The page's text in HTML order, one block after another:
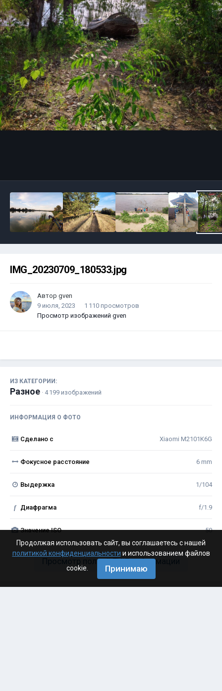
IMG_20230709_180533.jpg
Автор gven
9 июля, 2023
1 110 просмотров
Просмотр изображений gven
ИЗ КАТЕГОРИИ:
Разное · 4 199 изображений
ИНФОРМАЦИЯ О ФОТО
Сделано с Xiaomi M2101K6G
Фокусное расстояние 6 mm
Выдержка 1/104
f Диафрагма f/1.9
Значение ISO 50
Просмотр полной EXIF информации
Продолжая использовать сайт, вы соглашаетесь с нашей
политикой конфиденциальности и использованием файлов
cookie.
Принимаю